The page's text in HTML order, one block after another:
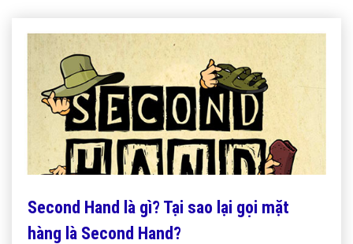
Second Hand là gì? Tại sao lại gọi mặt
hàng là Second Hand?